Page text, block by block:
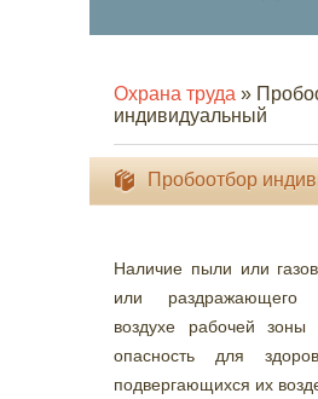
Охрана труда »
индивидуальный
Пробоотбор
Наличие пыли или газов
или раздражающего
воздухе рабочей зоны
опасность для
подвергающихся их